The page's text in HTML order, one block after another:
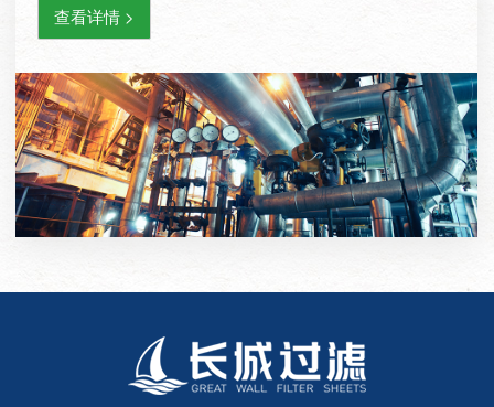
查看详情 >